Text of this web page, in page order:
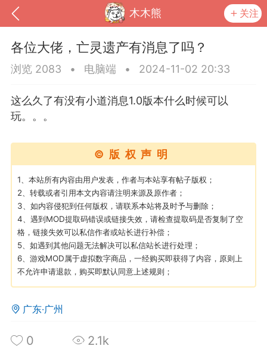
木木熊 关注
我的钱包 道具 排行榜
MOD下载 攻略教程 联机招募
02-10 15:45
卖挂
禁止发布联机可用的作弊模组，
各位大佬，亡灵遗产有消息了吗？
浏览 2083 • 电脑端 • 2024-11-02 20:33
这么久了有没有小道消息1.0版本什么时候可以
玩。。。
©版权声明
1、本站所有内容由用户发表，作者与本站享有帖子版权；
2、转载或者引用本文内容请注明来源及原作者；
3、如内容侵犯到任何版权，请联系本站将及时予与删除；
4、遇到MOD提取码错误或链接失效，请检查提取码是否复制了空
格，链接失效可以私信作者或站长进行补偿；
5、如遇到其他问题无法解决可以私信站长进行处理；
6、游戏MOD属于虚拟数字商品，一经购买即获得了内容，原则上
不允许申请退款，购买即默认同意上述规则；
广东·广州
0 2.1k